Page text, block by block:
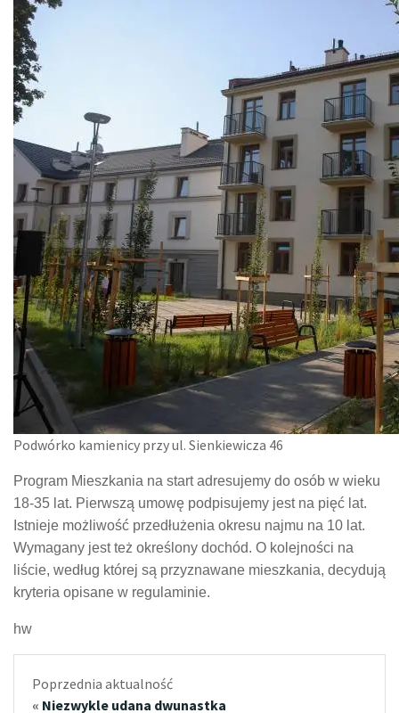
Podwórko kamienicy przy ul. Sienkiewicza 46
Program Mieszkania na start adresujemy do osób w wieku
18-35 lat. Pierwszą umowę podpisujemy jest na pięć lat.
Istnieje możliwość przedłużenia okresu najmu na 10 lat.
Wymagany jest też określony dochód. O kolejności na
liście, według której są przyznawane mieszkania, decydują
kryteria opisane w regulaminie.
hw
Poprzednia aktualność
« Niezwykle udana dwunastka